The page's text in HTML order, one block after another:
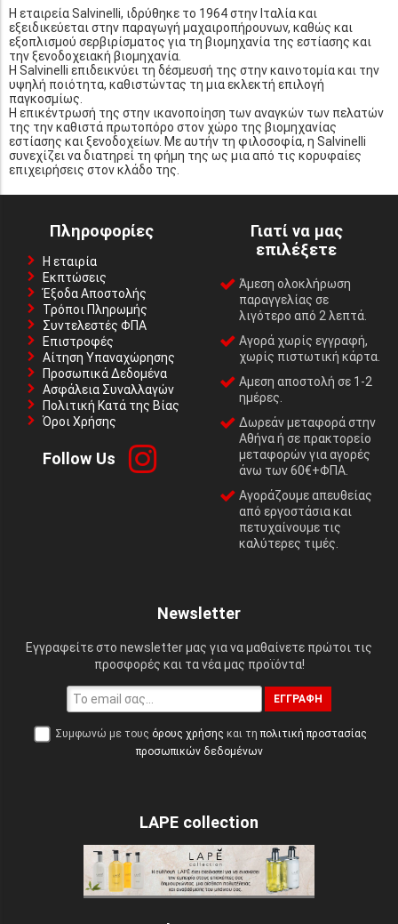
Η εταιρεία Salvinelli, ιδρύθηκε το 1964 στην Ιταλία και
εξειδικεύεται στην παραγωγή μαχαιροπήρουνων, καθώς και
εξοπλισμού σερβιρίσματος για τη βιομηχανία της εστίασης και
την ξενοδοχειακή βιομηχανία.
Η Salvinelli επιδεικνύει τη δέσμευσή της στην καινοτομία και την
υψηλή ποιότητα, καθιστώντας τη μια εκλεκτή επιλογή
παγκοσμίως.
Η επικέντρωσή της στην ικανοποίηση των αναγκών των πελατών
της την καθιστά πρωτοπόρο στον χώρο της βιομηχανίας
εστίασης και ξενοδοχείων. Με αυτήν τη φιλοσοφία, η Salvinelli
συνεχίζει να διατηρεί τη φήμη της ως μια από τις κορυφαίες
επιχειρήσεις στον κλάδο της.
Πληροφορίες
Η εταιρία
Εκπτώσεις
Έξοδα Αποστολής
Τρόποι Πληρωμής
Συντελεστές ΦΠΑ
Επιστροφές
Αίτηση Υπαναχώρησης
Προσωπικά Δεδομένα
Ασφάλεια Συναλλαγών
Πολιτική Κατά της Βίας
Όροι Χρήσης
Follow Us
Γιατί να μας
επιλέξετε
Άμεση ολοκλήρωση
παραγγελίας σε
λιγότερο από 2 λεπτά.
Αγορά χωρίς εγγραφή,
χωρίς πιστωτική κάρτα.
Αμεση αποστολή σε 1-2
ημέρες.
Δωρεάν μεταφορά στην
Αθήνα ή σε πρακτορείο
μεταφορών για αγορές
άνω των 60€+ΦΠΑ.
Αγοράζουμε απευθείας
από εργοστάσια και
πετυχαίνουμε τις
καλύτερες τιμές.
Newsletter
Εγγραφείτε στο newsletter μας για να μαθαίνετε πρώτοι τις
προσφορές και τα νέα μας προϊόντα!
ΕΓΓΡΑΦΉ
Συμφωνώ με τους όρους χρήσης και τη πολιτική προστασίας
προσωπικών δεδομένων
LAPE collection